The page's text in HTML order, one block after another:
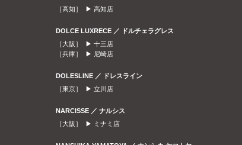
［高知］ ▶ 高知店
DOLCE LUXRECE ／ ドルチェラグレス
［大阪］ ▶ 十三店
［兵庫］ ▶ 尼崎店
DOLESLINE ／ ドレスライン
［東京］ ▶ 立川店
NARCISSE ／ ナルシス
［大阪］ ▶
ミナミ店